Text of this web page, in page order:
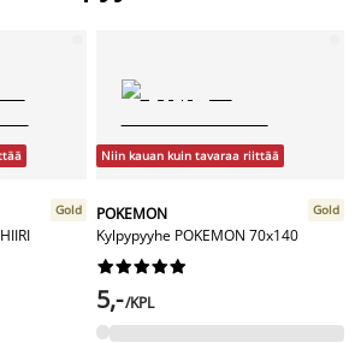
Gold
Niin kauan kuin tavaraa riittää
POKEMON
Kylpypyyhe POKEMON 70x140
Gold






5,-/KPL